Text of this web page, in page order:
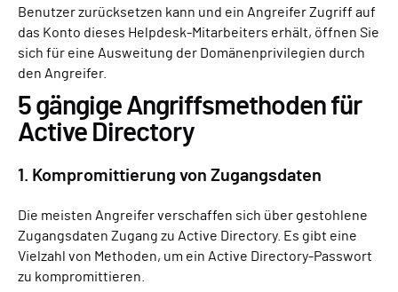
Benutzer zurücksetzen kann und ein Angreifer Zugriff auf
das Konto dieses Helpdesk-Mitarbeiters erhält, öffnen Sie
sich für eine Ausweitung der Domänenprivilegien durch
den Angreifer.
5 gängige Angriffsmethoden für
Active Directory
1. Kompromittierung von Zugangsdaten
Die meisten Angreifer verschaffen sich über gestohlene
Zugangsdaten Zugang zu Active Directory. Es gibt eine
Vielzahl von Methoden, um ein Active Directory-Passwort
zu kompromittieren.